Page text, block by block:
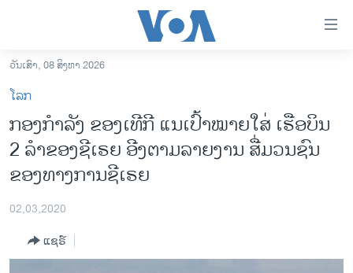
ເຂົ້າ
ຫາ
ຂ້າມ
ຂ້າມ
ໄປ
ຫາ
ຊອກ
ອາເມຣິກາ
ການເລືອກຕັ້ງ ປະທານາທີບໍດີ ສະຫະລັດ 2024
ວັນເສົາ, 08 ສິງຫາ 2026
ໂລກ
​ກອງ​ກຳ​ລັງ ຂອງ​ເທີ​ກີ ແນ​ເປົ້າ​ໝາຍໃສ່ ເຮືອ​ບິນ
2 ລຳ​ຂອງ​ຊີ​ເຣຍ ອີງ​ຕາມ​ລາຍ​ງານ ​ສື່ມວນ​ຊົນ
ຂອງທາງ​ການ​ຊີ​ເຣຍ
02,03,2020
ແຊຣ໌